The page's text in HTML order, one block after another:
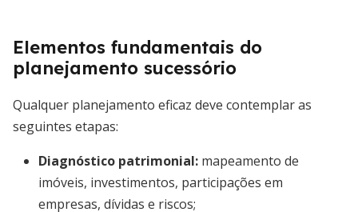
Elementos fundamentais do
planejamento sucessório
Qualquer planejamento eficaz deve contemplar as
seguintes etapas:
Diagnóstico patrimonial: mapeamento de
imóveis, investimentos, participações em
empresas, dívidas e riscos;